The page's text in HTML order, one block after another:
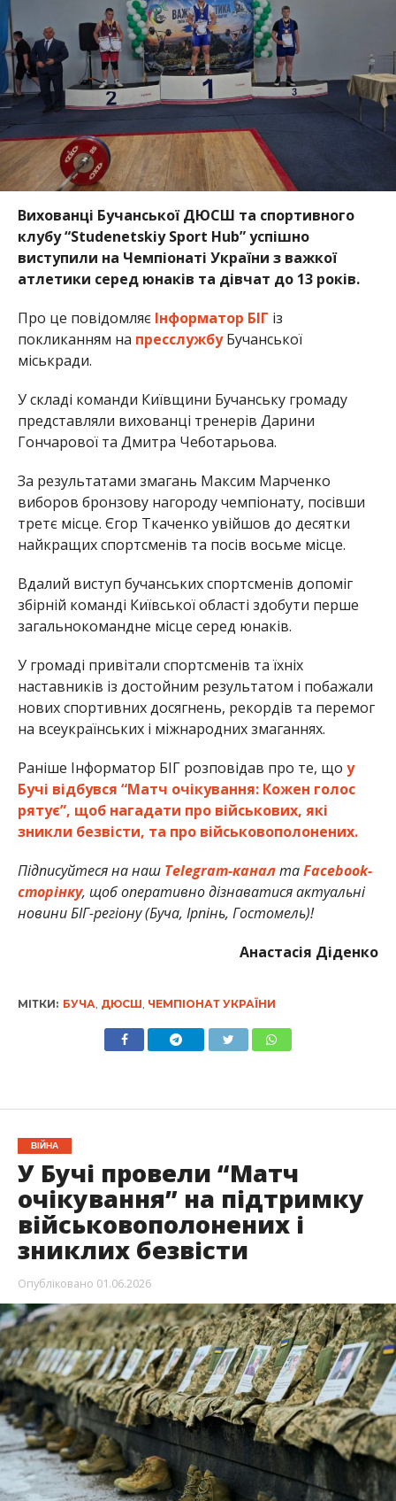
Вихованці Бучанської ДЮСШ та спортивного
клубу “Studenetskiy Sport Hub” успішно
виступили на Чемпіонаті України з важкої
атлетики серед юнаків та дівчат до 13 років.
Про це повідомляє Інформатор БІГ із
покликанням на пресслужбуБучанської
міськради.
У складі команди Київщини Бучанську громаду
представляли вихованці тренерів Дарини
Гончарової та Дмитра Чеботарьова.
За результатами змагань Максим Марченко
виборов бронзову нагороду чемпіонату, посівши
третє місце. Єгор Ткаченко увійшов до десятки
найкращих спортсменів та посів восьме місце.
Вдалий виступ бучанських спортсменів допоміг
збірній команді Київської області здобути перше
загальнокомандне місце серед юнаків.
У громаді привітали спортсменів та їхніх
наставників із достойним результатом і побажали
нових спортивних досягнень, рекордів та перемог
на всеукраїнських і міжнародних змаганнях.
Раніше Інформатор БІГ розповідав про те, що у
Бучі відбувся “Матч очікування: Кожен голос
рятує”, щоб нагадати про військових, які
зникли безвісти, та про військовополонених.
Підписуйтеся на наш Telegram-каналтаFacebook-
сторінку, щоб оперативно дізнаватися актуальні
новини БІГ-регіону (Буча, Ірпінь, Гостомель)!
Анастасія Діденко
МІТКИ: БУЧА, ДЮСШ, ЧЕМПІОНАТ УКРАЇНИ
ВІЙНА
У Бучі провели “Матч
очікування” на підтримку
військовополонених і
зниклих безвісти
Опубліковано 01.06.2026